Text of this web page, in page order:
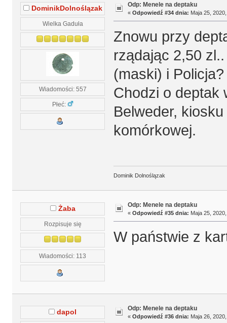
DominikDolnoślązak
Wielka Gaduła
Wiadomości: 557
Płeć:
Odp: Menele na deptaku
« Odpowiedź #34 dnia: Maja 25,
Znowu przy
rządając 2,50
(maski) i Policja?
Chodzi o deptak
Belweder,
komórkowej.
Dominik Dolnoślązak
Żaba
Rozpisuje się
Wiadomości: 113
Odp: Menele na deptaku
« Odpowiedź #35 dnia: Maja 25,
W państwie z
dapol Odp: Menele na deptaku
« Odpowiedź #36 dnia: Maja 26,